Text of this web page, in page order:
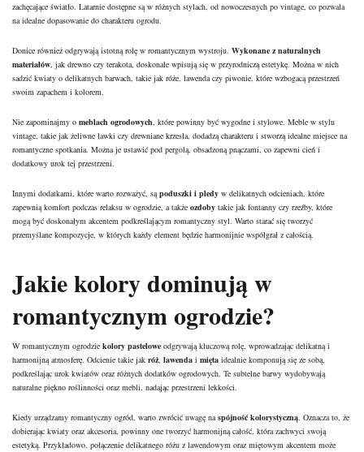
zachęcające światło. Latarnie dostępne są w różnych stylach, od nowoczesnych po vintage, co pozwala
na idealne dopasowanie do charakteru ogrodu.
Donice również odgrywają istotną rolę w romantycznym wystroju. Wykonane z naturalnych
materiałów, jak drewno czy terakota, doskonale wpisują się w przyrodniczą estetykę. Można w nich
sadzić kwiaty o delikatnych barwach, takie jak róże, lawenda czy piwonie, które wzbogacą przestrzeń
swoim zapachem i kolorem.
Nie zapominajmy o meblach ogrodowych, które powinny być wygodne i stylowe. Meble w stylu
vintage, takie jak żeliwne ławki czy drewniane krzesła, dodadzą charakteru i stworzą idealne miejsce na
romantyczne spotkania. Można je ustawić pod pergolą, obsadzoną pnączami, co zapewni cień i
dodatkowy urok tej przestrzeni.
Innymi dodatkami, które warto rozważyć, sąpoduszki i pledy w delikatnych odcieniach, które
zapewnią komfort podczas relaksu w ogrodzie, a także ozdoby takie jak fontanny czy rzeźby, które
mogą być doskonałym akcentem podkreślającym romantyczny styl. Warto starać się tworzyć
przemyślane kompozycje, w których każdy element będzie harmonijnie współgrał z całością.
Jakie kolory dominują w
romantycznym ogrodzie?
W romantycznym ogrodzie kolory pastelowe odgrywają kluczową rolę, wprowadzając delikatną i
harmonijną atmosferę. Odcienie takie jak róż, lawenda i mięta idealnie komponują się ze sobą,
podkreślając urok kwiatów oraz różnych dodatków ogrodowych. Te subtelne barwy wydobywają
naturalne piękno roślinności oraz mebli, nadając przestrzeni lekkości.
Kiedy urządzamy romantyczny ogród, warto zwrócić uwagę naspójność kolorystyczną. Oznacza to, że
dobierając kwiaty oraz akcesoria, powinny one tworzyć harmonijną całość, która zachwyci swoją
estetyką. Przykładowo, połączenie delikatnego różu z lawendowym oraz miętowym akcentem może